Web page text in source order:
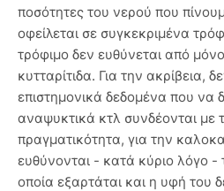
ποσότητες του νερού που
οφείλεται σε συγκεκριμένα
τρόφιμο δεν ευθύνεται από
κυτταρίτιδα. Για την ακρίβεια,
επιστημονικά δεδομένα που να
αναψυκτικά κτλ συνδέονται με
πραγματικότητα, για την
ευθύνονται - κατά κύριο λόγο -
οποία εξαρτάται και η υφή του